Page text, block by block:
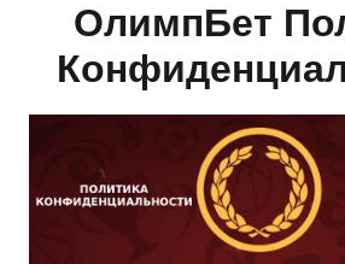
ОлимпБет